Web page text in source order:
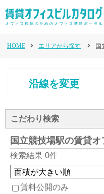
HOME エリアから探す 国
沿線を変更
こだわり検索
国立競技場駅の賃貸
検索結果 0件
賃料公開のみ